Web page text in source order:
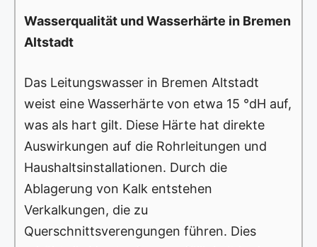
Wasserqualität und Wasserhärte in Bremen
Altstadt
Das Leitungswasser in Bremen Altstadt
weist eine Wasserhärte von etwa 15 °dH auf,
was als hart gilt. Diese Härte hat direkte
Auswirkungen auf die Rohrleitungen und
Haushaltsinstallationen. Durch die
Ablagerung von Kalk entstehen
Verkalkungen, die zu
Querschnittsverengungen führen. Dies